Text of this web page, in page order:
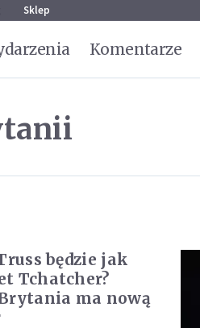
Sklep
Komentarze
będzie jak
Tchatcher?
ma nową